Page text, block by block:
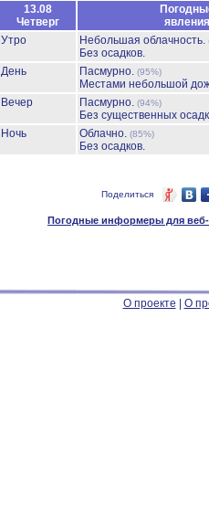
13.08
Четверг
явления
Утро
Небольшая облачность.
Без осадков.
День
Пасмурно. (95%)
Местами небольшой
Вечер
Пасмурно. (94%)
Без существенных
Ночь
Облачно. (85%)
Без осадков.
Поделиться
Погодные информеры для веб-
О проекте О